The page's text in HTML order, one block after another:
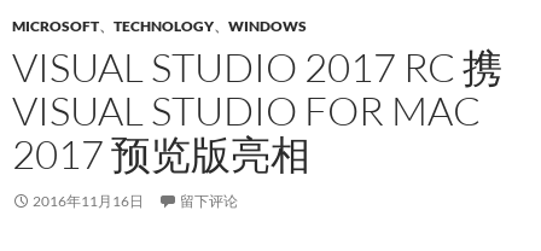
MICROSOFT、 TECHNOLOGY、 WINDOWS
VISUAL STUDIO 2017 RC 携
VISUAL STUDIO FOR MAC
2017 预览版亮相
2016年11月16日 留下评论